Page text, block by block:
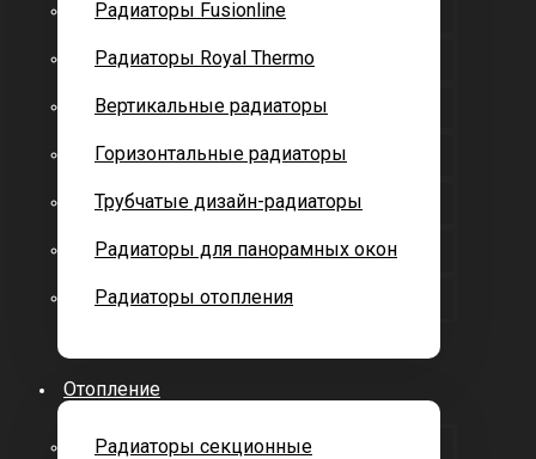
Радиаторы Fusionline
Радиаторы Royal Thermo
Вертикальные радиаторы
Горизонтальные радиаторы
Трубчатые дизайн-радиаторы
Радиаторы для панорамных окон
Радиаторы отопления
Отопление
Радиаторы секционные